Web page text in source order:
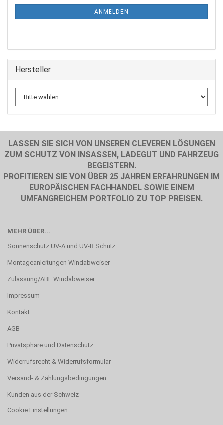
ANMELDEN
Hersteller
LASSEN SIE SICH VON UNSEREN CLEVEREN LÖSUNGEN
ZUM SCHUTZ VON INSASSEN, LADEGUT UND FAHRZEUG
BEGEISTERN.
PROFITIEREN SIE VON ÜBER 25 JAHREN ERFAHRUNGEN IM
EUROPÄISCHEN FACHHANDEL SOWIE EINEM
UMFANGREICHEM PORTFOLIO ZU TOP PREISEN.
MEHR ÜBER...
Sonnenschutz UV-A und UV-B Schutz
Montageanleitungen Windabweiser
Zulassung/ABE Windabweiser
Impressum
Kontakt
AGB
Privatsphäre und Datenschutz
Widerrufsrecht & Widerrufsformular
Versand- & Zahlungsbedingungen
Kunden aus der Schweiz
Cookie Einstellungen